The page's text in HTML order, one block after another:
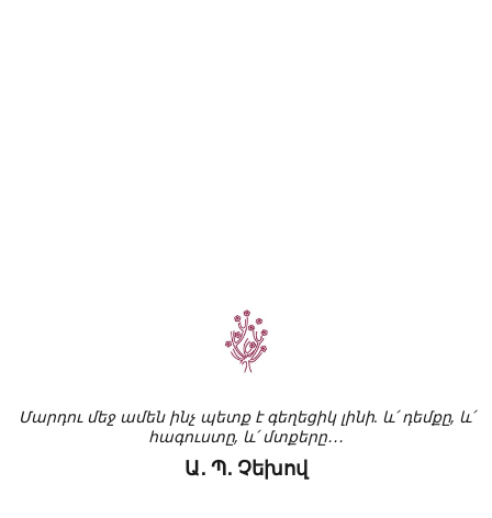
Մարդու մեջ ամեն ինչ պետք է գեղեցիկ լինի. և՛ դեմքը, և՛
հագուստը, և՛ մտքերը․․․
Ա․ Պ․ Չեխով